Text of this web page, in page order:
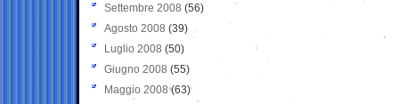
Settembre 2008 (56)
Agosto 2008 (39)
Luglio 2008 (50)
Giugno 2008 (55)
Maggio 2008(63)